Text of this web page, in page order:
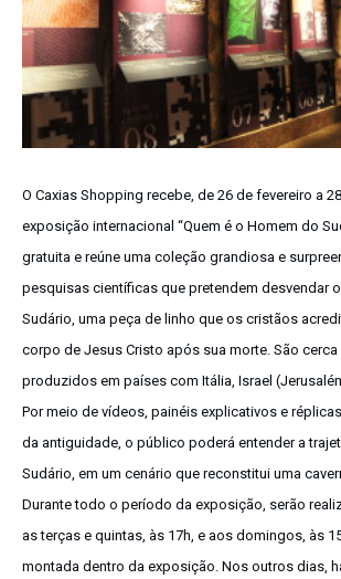
O Caxias Shopping recebe, de 26 de fevereiro a
exposição internacional “Quem é o Homem do
gratuita e reúne uma coleção grandiosa e
pesquisas científicas que pretendem desvendar
Sudário, uma peça de linho que os cristãos
corpo de Jesus Cristo após sua morte. São
produzidos em países com Itália, Israel
Por meio de vídeos, painéis explicativos e
da antiguidade, o público poderá entender a
Sudário, em um cenário que reconstitui uma
Durante todo o período da exposição, serão
as terças e quintas, às 17h, e aos domingos, às
montada dentro da exposição. Nos outros dias,